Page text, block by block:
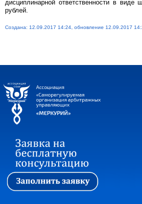
дисциплинарной ответственности в
рублей.
Создана: 12.09.2017 14:24, обновление 12.09.2017